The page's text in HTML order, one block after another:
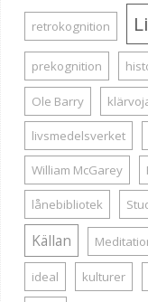
retrokognition
prekognition
Ole Barry
livsmedelsverket
William McGarey
lånebibliotek
Källan
ideal kulturer